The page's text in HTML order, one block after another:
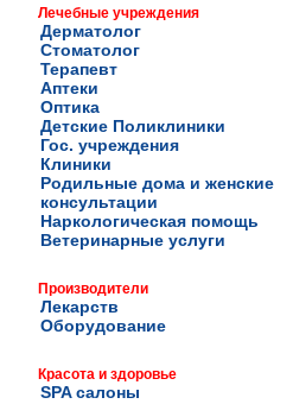
Лечебные учреждения
Дерматолог
Стоматолог
Терапевт
Аптеки
Оптика
Детские Поликлиники
Гос. учреждения
Клиники
Родильные дома и женские
консультации
Наркологическая помощь
Ветеринарные услуги
Производители
Лекарств
Оборудование
Красота и здоровье
SPA салоны